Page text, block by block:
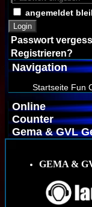
angemeldet
Login
Passwort
Registrieren?
Navigation
Startseite Fun
Online
Counter
Gema & GVL
GEMA &